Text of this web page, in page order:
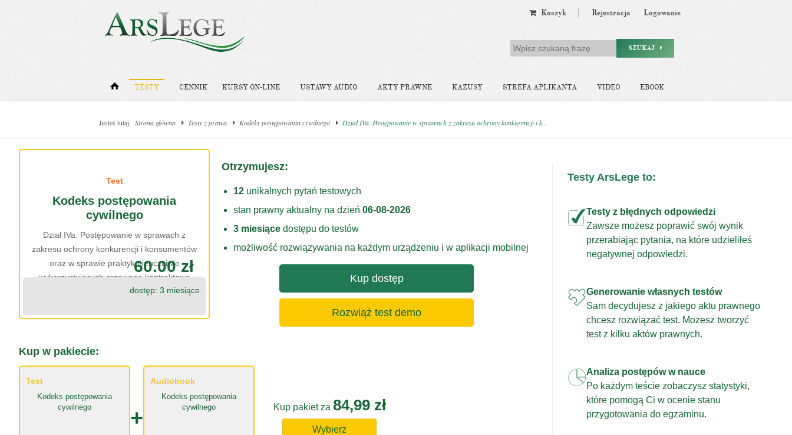
Koszyk Rejestracja Logowanie
SZUKAJ
TESTY CENNIK KURSY ON-LINE USTAWY AUDIO AKTY PRAWNE KAZUSY STREFA APLIKANTA VIDEO EBOOK
Jesteś tutaj: Strona główna Testy z prawa Kodeks postępowania cywilnego Dział IVa. Postępowanie w sprawach z zakresu ochrony konkurencji i k...
Test
Kodeks postępowania
cywilnego
Dział IVa. Postępowanie w sprawach z
zakresu ochrony konkurencji i konsumentów
oraz w sprawie praktyk nieuczciwie
wykorzystujących przewagę kontraktową
60.00 zł
dostęp: 3 miesiące
Otrzymujesz:
12 unikalnych pytań testowych
stan prawny aktualny na dzień 06-08-2026
3 miesiące dostępu do testów
możliwość rozwiązywania na każdym urządzeniu i w aplikacji mobilnej
Kup dostęp
Rozwiąż test demo
Kup w pakiecie:
Test
Kodeks postępowania
cywilnego
+
Audiobook
Kodeks postępowania
cywilnego
Kup pakiet za 84,99 zł
Wybierz
Testy ArsLege to:
Testy z błędnych odpowiedzi
Zawsze możesz poprawić swój wynik
przerabiając pytania, na które udzieliłeś
negatywnej odpowiedzi.
Generowanie własnych testów
Sam decydujesz z jakiego aktu prawnego
chcesz rozwiązać test. Możesz tworzyć
test z kilku aktów prawnych.
Analiza postępów w nauce
Po każdym teście zobaczysz statystyki,
które pomogą Ci w ocenie stanu
przygotowania do egzaminu.